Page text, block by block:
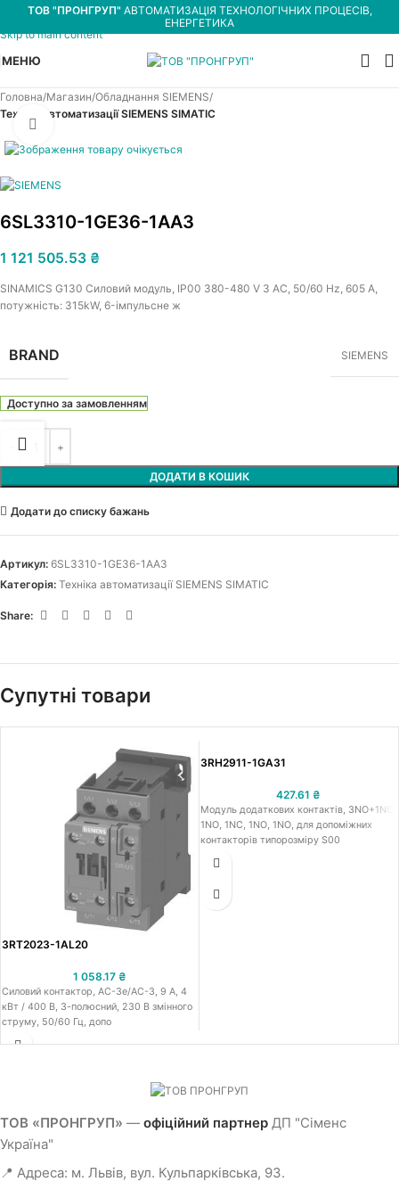
Skip to navigation
Skip to main content
ТОВ "ПРОНГРУП" АВТОМАТИЗАЦІЯ ТЕХНОЛОГІЧНИХ ПРОЦЕСІВ,
ЕНЕРГЕТИКА
МЕНЮ
Головна Магазин Обладнання SIEMENS
Техніка автоматизації SIEMENS SIMATIC
6SL3310-1GE36-1AA3
1 121 505.53 ₴
SINAMICS G130 Силовий модуль, IP00 380-480 V 3 AC, 50/60 Hz, 605 A,
потужність: 315kW, 6-імпульсне ж
BRAND SIEMENS
Доступно за замовленням
ДОДАТИ В КОШИК
Додати до списку бажань
Артикул: 6SL3310-1GE36-1AA3
Категорія: Техніка автоматизації SIEMENS SIMATIC
Share:
Супутні товари
3RT2023-1AL20
1 058.17 ₴
Силовий контактор, AC-3e/AC-3, 9 A, 4
кВт / 400 В, 3-полюсний, 230 В змінного
струму, 50/60 Гц, допо
3RH2911-1GA31
427.61 ₴
Модуль додаткових контактів, 3NO+1NC:
1NO, 1NC, 1NO, 1NO, для допоміжних
контакторів типорозміру S00
ТОВ «ПРОНГРУП» — офіційний партнер ДП "Сіменс
Україна"
📍 Адреса: м. Львів, вул. Кульпарківська, 93.